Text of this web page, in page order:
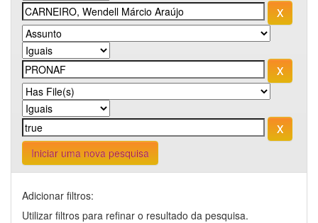
Iniciar uma nova pesquisa
Adicionar filtros:
Utilizar filtros para refinar o resultado da pesquisa.